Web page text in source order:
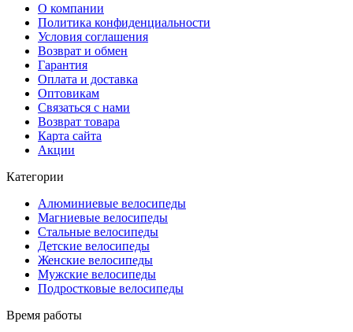
О компании
Политика конфиденциальности
Условия соглашения
Возврат и обмен
Гарантия
Оплата и доставка
Оптовикам
Связаться с нами
Возврат товара
Карта сайта
Акции
Категории
Алюминиевые велосипеды
Магниевые велосипеды
Стальные велосипеды
Детские велосипеды
Женские велосипеды
Мужские велосипеды
Подростковые велосипеды
Время работы